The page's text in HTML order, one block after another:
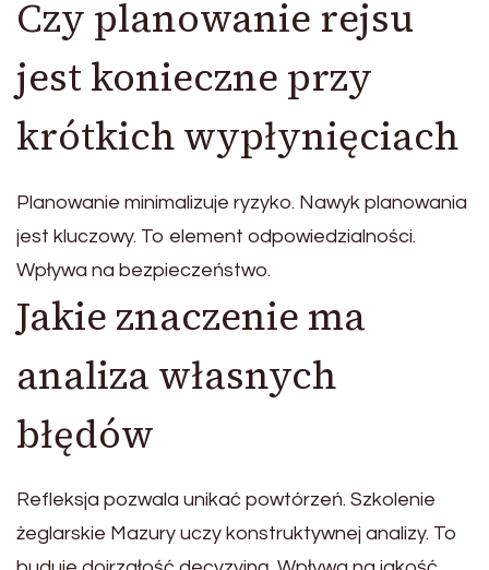
Czy planowanie rejsu
jest konieczne przy
krótkich wypłynięciach
Planowanie minimalizuje ryzyko. Nawyk planowania
jest kluczowy. To element odpowiedzialności.
Wpływa na bezpieczeństwo.
Jakie znaczenie ma
analiza własnych
błędów
Refleksja pozwala unikać powtórzeń. Szkolenie
żeglarskie Mazury uczy konstruktywnej analizy. To